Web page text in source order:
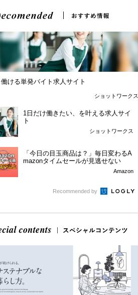
ける単発バイト求人サイト
ショットワークス
1日だけ働きたい、を叶える求人サイ
ト
ショットワークス
「今日の目玉商品は？」毎日変わるA
mazonタイムセールが見逃せない
Amazon
Recommended by